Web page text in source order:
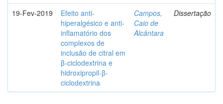
19-Fev-2019
Efeito anti-
hiperalgésico e anti-
inflamatório dos
complexos de
inclusão de citral em
β-ciclodextrina e
hidroxipropil-β-
ciclodextrina
Campos,
Caio de
Alcântara
Dissertação